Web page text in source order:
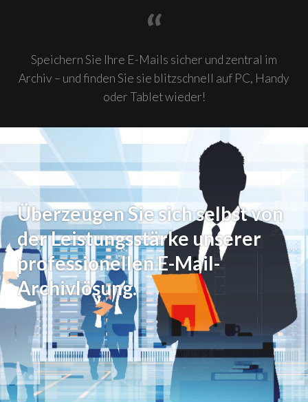
Speichern Sie Ihre E-Mails sicher und zentral im
Archiv – und finden Sie sie blitzschnell auf PC, Handy
oder Tablet wieder!
Überzeugen Sie sich selbst von
der Leistungsstärke unserer
professionellen E-Mail-
Archivlösung.